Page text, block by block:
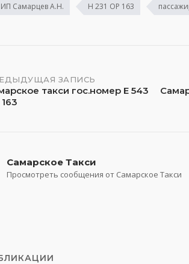
ИП Самарцев А.Н. Н 231 ОР 163
ЗАПИСЬ
такси гос.номер Е 543
Самарское Такси
Просмотреть сообщения от Самарское Такси